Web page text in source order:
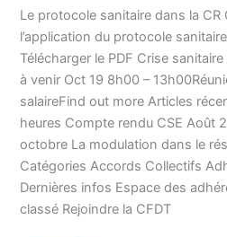
Le protocole sanitaire dans la
l’application du protocole
Télécharger le PDF Crise
à venir Oct 19 8h00 –
salaireFind out more Articles
heures Compte rendu CSE Août
octobre La modulation dans le
Catégories Accords Collectifs
Dernières infos Espace des
classé Rejoindre la CFDT
dans
la
CR